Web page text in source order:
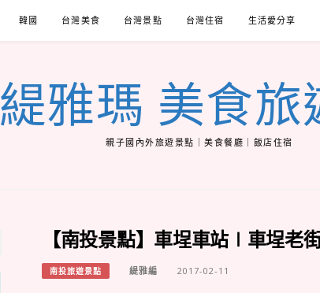
韓國 台灣美食 台灣景點 台灣住宿 生活愛分享
緹雅瑪 美食旅
親子國內外旅遊景點｜美食餐廳｜飯店住宿
【南投景點】車埕車站∣車埕
南投旅遊景點 緹雅編 2017-02-11